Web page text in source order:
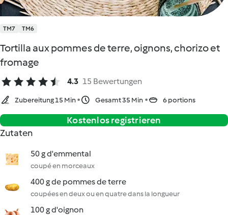
TM7 TM6
Tortilla aux pommes de terre, oignons, chorizo et
fromage
4.3 15 Bewertungen
Zubereitung 15 Min Gesamt 35 Min 6 portions
Kostenlos registrieren
Zutaten
50 g d'emmental
coupé en morceaux
400 g de pommes de terre
coupées en deux ou en quatre dans la longueur
100 g d'oignon